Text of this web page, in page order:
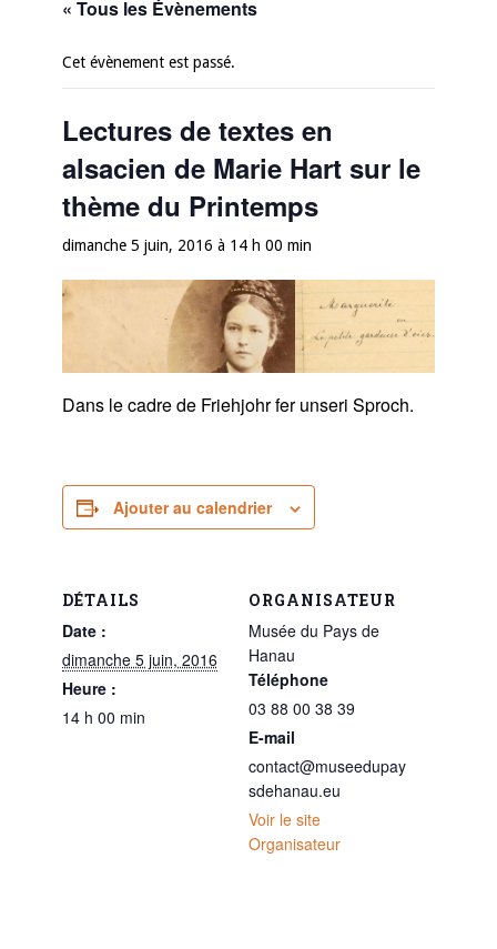
« Tous les Évènements
Cet évènement est passé.
Lectures de textes en
alsacien de Marie Hart sur le
thème du Printemps
dimanche 5 juin, 2016 à 14 h 00 min
Dans le cadre de Friehjohr fer unseri Sproch.
Ajouter au calendrier
DÉTAILS
Date :
dimanche 5 juin, 2016
Heure :
14 h 00 min
ORGANISATEUR
Musée du Pays de
Hanau
Téléphone
03 88 00 38 39
E-mail
contact@museedupay
sdehanau.eu
Voir le site
Organisateur